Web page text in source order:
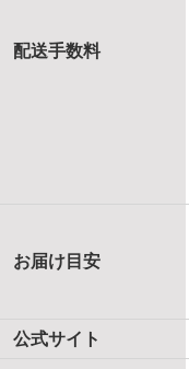
配送手数料
お届け目安
公式サイト